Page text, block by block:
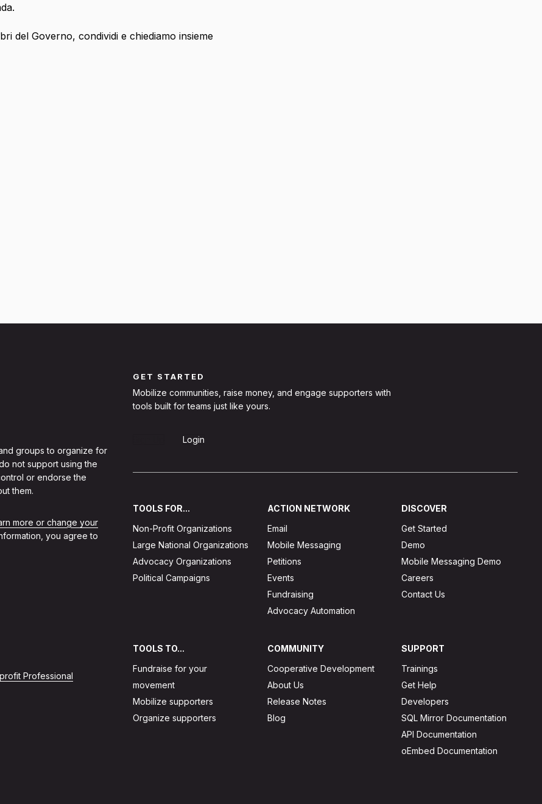
del Governo, condividi e chiediamo insieme
groups to organize for
not support using the
or endorse the
them.
more or change your
you agree to
Professional
GET STARTED
Mobilize communities, raise money, and engage supporters with
tools built for teams just like yours.
Login
TOOLS FOR...
Non-Profit Organizations
Large National Organizations
Advocacy Organizations
Political Campaigns
ACTION NETWORK
Email
Mobile Messaging
Petitions
Events
Fundraising
Advocacy Automation
DISCOVER
Get Started
Demo
Mobile Messaging Demo
Careers
Contact Us
TOOLS TO...
Fundraise for your
movement
Mobilize supporters
Organize supporters
COMMUNITY
Cooperative Development
About Us
Release Notes
Blog
SUPPORT
Trainings
Get Help
Developers
SQL Mirror Documentation
API Documentation
oEmbed Documentation